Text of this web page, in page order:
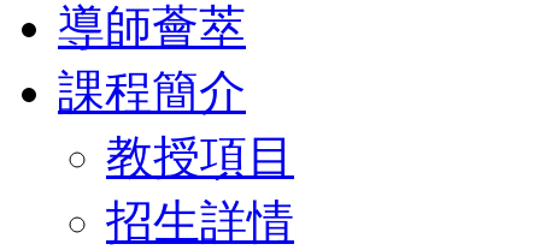
導師薈萃
課程簡介
教授項目
招生詳情